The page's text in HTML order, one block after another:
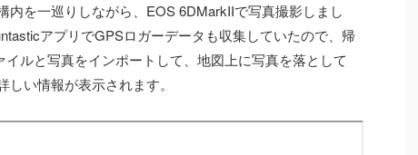
内を一巡りしながら、EOS 6DMarkIIで写真撮影しまし
アプリでGPSロガーデータも収集していたので、帰
ルと写真をインポートして、地図上に写真を落として
い情報が表示されます。